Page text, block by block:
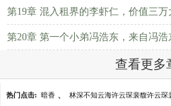
第19章 混入租界的李虾仁，价值三万
第20章 第一个小弟冯浩东，来自冯浩
查看更多
热门点击: 暗香 、 林深不知云海许云琛裴馥许云琛